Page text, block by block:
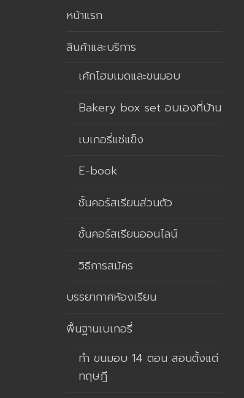
หน้าแรก
สินค้าและบริการ
เค้กโฮมเมดและขนมอบ
Bakery box set อบเองที่บ้าน
เบเกอรี่แช่แข็ง
E-book
ชั้นคอร์สเรียนส่วนตัว
ชั้นคอร์สเรียนออนไลน์
วิธีการสมัคร
บรรยากาศห้องเรียน
พื้นฐานเบเกอรี่
ทำ ขนมอบ 14 ตอน สอนตั้งแต่
ทฤษฎี